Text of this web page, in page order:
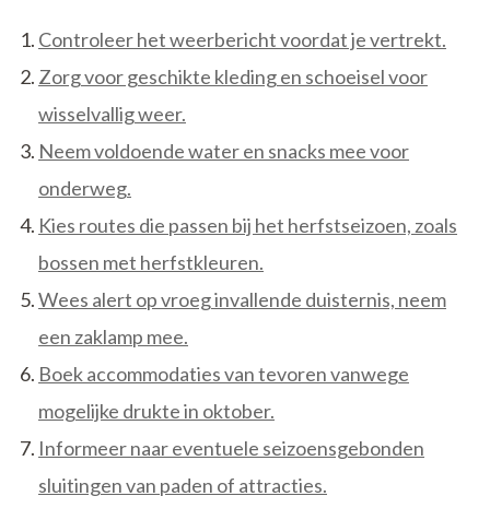
Controleer het weerbericht voordat je vertrekt.
Zorg voor geschikte kleding en schoeisel voor
wisselvallig weer.
Neem voldoende water en snacks mee voor
onderweg.
Kies routes die passen bij het herfstseizoen, zoals
bossen met herfstkleuren.
Wees alert op vroeg invallende duisternis, neem
een zaklamp mee.
Boek accommodaties van tevoren vanwege
mogelijke drukte in oktober.
Informeer naar eventuele seizoensgebonden
sluitingen van paden of attracties.